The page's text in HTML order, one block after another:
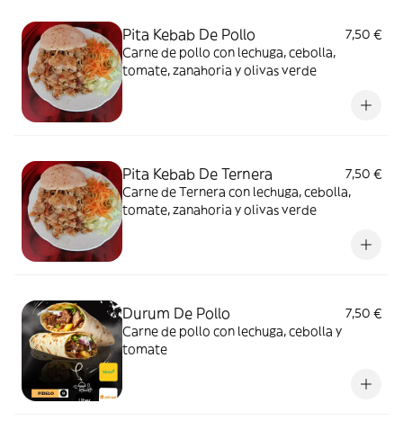
Pita Kebab De Pollo
7,50 €
Carne de pollo con lechuga, cebolla,
tomate, zanahoria y olivas verde
Pita Kebab De Ternera
7,50 €
Carne de Ternera con lechuga, cebolla,
tomate, zanahoria y olivas verde
Durum De Pollo
7,50 €
Carne de pollo con lechuga, cebolla y
tomate